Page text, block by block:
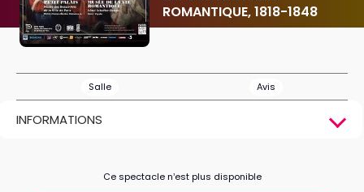
ROMANTIQUE, 1818-1848
Salle Avis
INFORMATIONS
Ce spectacle n’est plus disponible